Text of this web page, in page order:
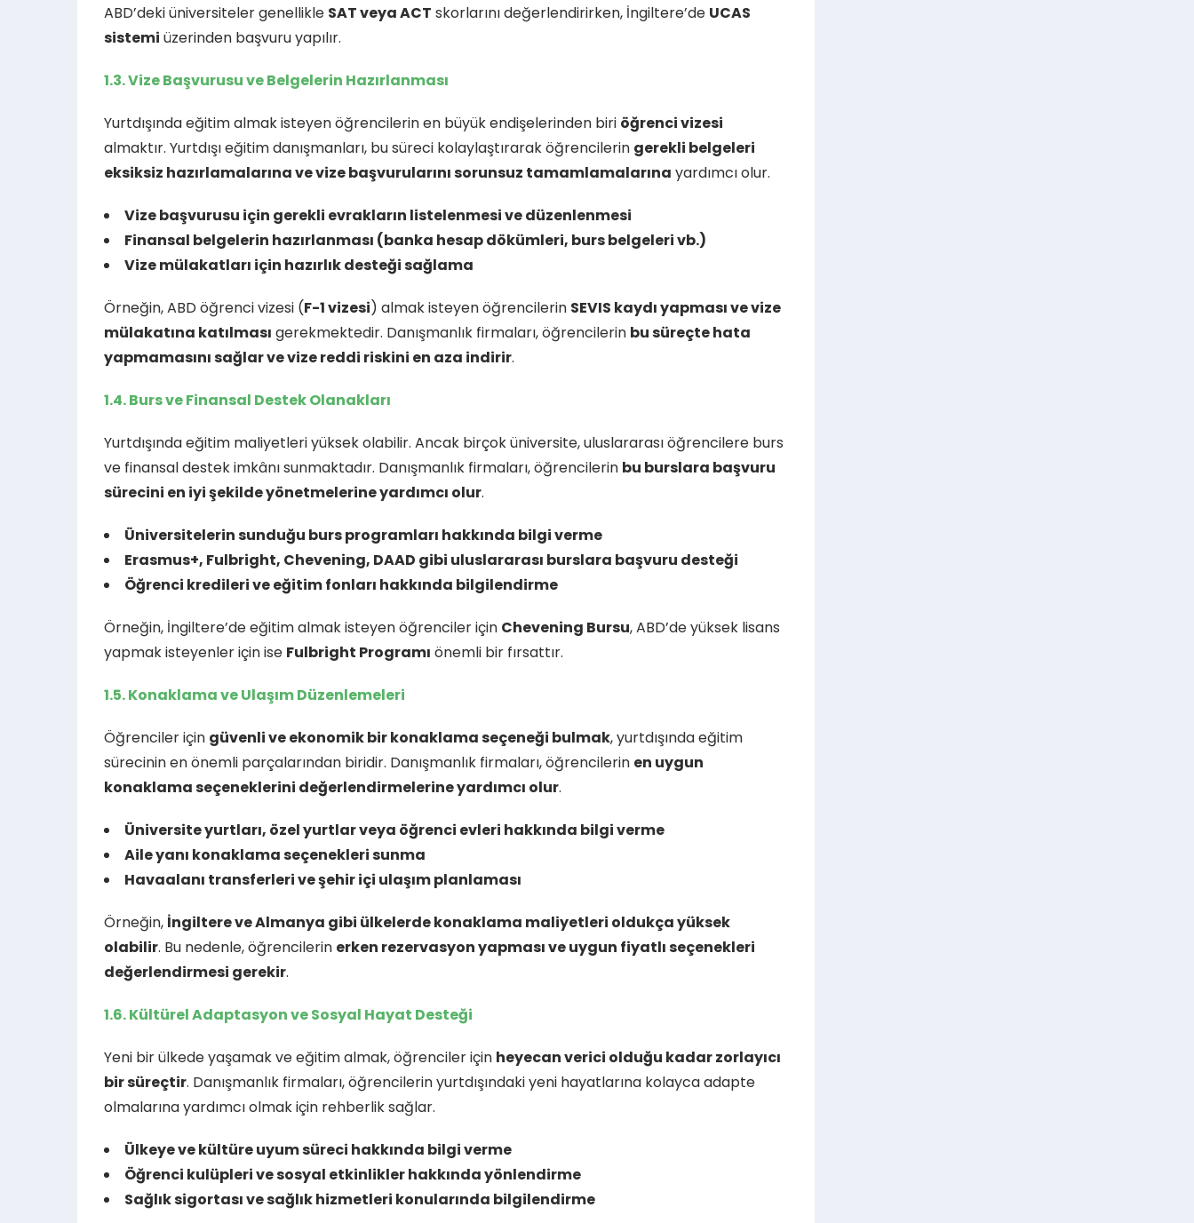
ABD’deki üniversiteler genellikle SAT veya ACT skorlarını değerlendirirken, İngiltere’de UCAS
sistemi üzerinden başvuru yapılır.
1.3. Vize Başvurusu ve Belgelerin Hazırlanması
Yurtdışında eğitim almak isteyen öğrencilerin en büyük endişelerinden biri öğrenci vizesi
almaktır. Yurtdışı eğitim danışmanları, bu süreci kolaylaştırarak öğrencilerin gerekli belgeleri
eksiksiz hazırlamalarına ve vize başvurularını sorunsuz tamamlamalarına yardımcı olur.
Vize başvurusu için gerekli evrakların listelenmesi ve düzenlenmesi
Finansal belgelerin hazırlanması (banka hesap dökümleri, burs belgeleri vb.)
Vize mülakatları için hazırlık desteği sağlama
Örneğin, ABD öğrenci vizesi (F-1 vizesi) almak isteyen öğrencilerin SEVIS kaydı yapması ve vize
mülakatına katılması gerekmektedir. Danışmanlık firmaları, öğrencilerin bu süreçte hata
yapmamasını sağlar ve vize reddi riskini en aza indirir.
1.4. Burs ve Finansal Destek Olanakları
Yurtdışında eğitim maliyetleri yüksek olabilir. Ancak birçok üniversite, uluslararası öğrencilere burs
ve finansal destek imkânı sunmaktadır. Danışmanlık firmaları, öğrencilerin bu burslara başvuru
sürecini en iyi şekilde yönetmelerine yardımcı olur.
Üniversitelerin sunduğu burs programları hakkında bilgi verme
Erasmus+, Fulbright, Chevening, DAAD gibi uluslararası burslara başvuru desteği
Öğrenci kredileri ve eğitim fonları hakkında bilgilendirme
Örneğin, İngiltere’de eğitim almak isteyen öğrenciler için Chevening Bursu, ABD’de yüksek lisans
yapmak isteyenler için ise Fulbright Programı önemli bir fırsattır.
1.5. Konaklama ve Ulaşım Düzenlemeleri
Öğrenciler için güvenli ve ekonomik bir konaklama seçeneği bulmak, yurtdışında eğitim
sürecinin en önemli parçalarından biridir. Danışmanlık firmaları, öğrencilerin en uygun
konaklama seçeneklerini değerlendirmelerine yardımcı olur.
Üniversite yurtları, özel yurtlar veya öğrenci evleri hakkında bilgi verme
Aile yanı konaklama seçenekleri sunma
Havaalanı transferleri ve şehir içi ulaşım planlaması
Örneğin, İngiltere ve Almanya gibi ülkelerde konaklama maliyetleri oldukça yüksek
olabilir. Bu nedenle, öğrencilerin erken rezervasyon yapması ve uygun fiyatlı seçenekleri
değerlendirmesi gerekir.
1.6. Kültürel Adaptasyon ve Sosyal Hayat Desteği
Yeni bir ülkede yaşamak ve eğitim almak, öğrenciler için heyecan verici olduğu kadar zorlayıcı
bir süreçtir. Danışmanlık firmaları, öğrencilerin yurtdışındaki yeni hayatlarına kolayca adapte
olmalarına yardımcı olmak için rehberlik sağlar.
Ülkeye ve kültüre uyum süreci hakkında bilgi verme
Öğrenci kulüpleri ve sosyal etkinlikler hakkında yönlendirme
Sağlık sigortası ve sağlık hizmetleri konularında bilgilendirme